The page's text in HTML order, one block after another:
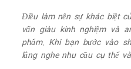
Điều làm nên sự khác biệt
vấn giàu kinh nghiệm và
phẩm. Khi bạn bước vào
lắng nghe nhu cầu cụ thể